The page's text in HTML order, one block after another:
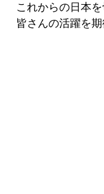
これからの日本
皆さんの活躍を期